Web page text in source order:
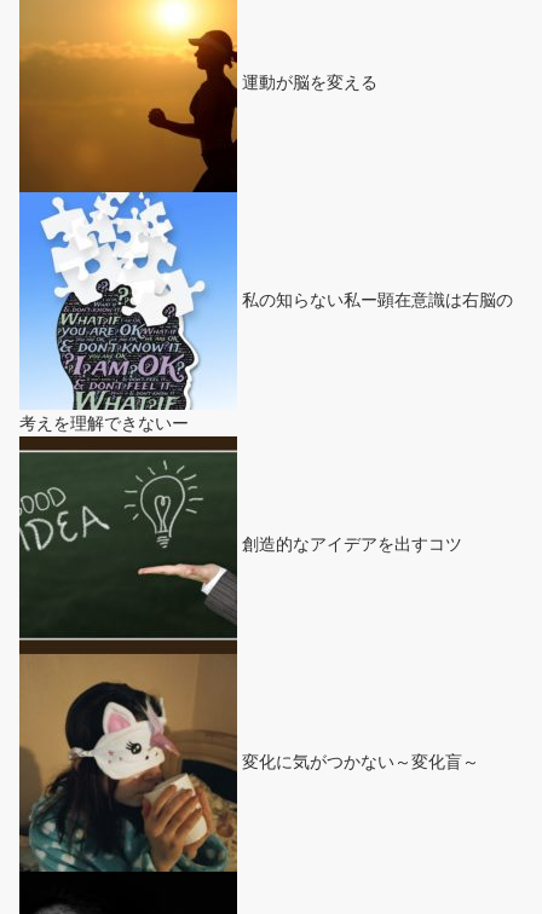
運動が脳を変える
私の知らない私ー顕在意識は右脳の
考えを理解できないー
創造的なアイデアを出すコツ
変化に気がつかない～変化盲～